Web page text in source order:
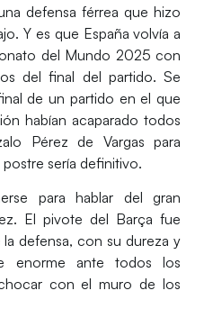
defensa férrea que hizo
Y es que España volvía a
del Mundo 2025 con
del final del partido. Se
de un partido en el que
habían acaparado todos
Pérez de Vargas para
postre sería definitivo.
para hablar del gran
. El pivote del Barça fue
defensa, con su dureza y
enorme ante todos los
con el muro de los